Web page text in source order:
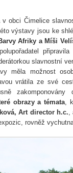
v obci Čimelice
výstavy jsou ke
Afriky a Míši
připravila
slavnostní
měla možnost
vrátila ze své
obrazy a témata,
Art director h.c.,
rovněž